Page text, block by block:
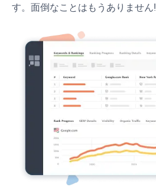
す。面倒なことはもうありません!